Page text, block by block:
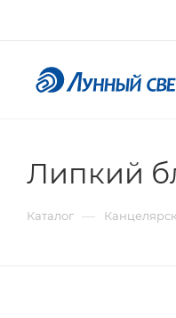
Липкий
Каталог —